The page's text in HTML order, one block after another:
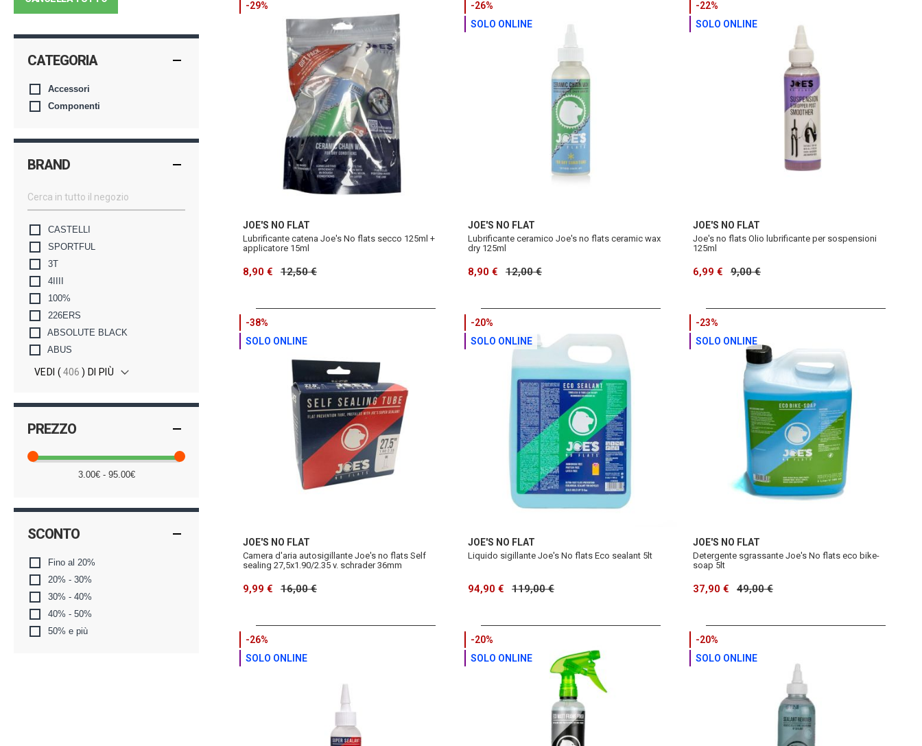
-29%
JOE'S NO FLAT
Lubrificante catena Joe's No flats secco 125ml +
applicatore 15ml
8,90 € 12,50 €
-26%
SOLO ONLINE
JOE'S NO FLAT
Lubrificante ceramico Joe's no flats ceramic wax
dry 125ml
8,90 € 12,00 €
-22%
SOLO ONLINE
JOE'S NO FLAT
Joe's no flats Olio lubrificante per sospensioni
125ml
6,99 € 9,00 €
-38%
SOLO ONLINE
JOE'S NO FLAT
Camera d'aria autosigillante Joe's no flats Self
sealing 27,5x1.90/2.35 v. schrader 36mm
9,99 € 16,00 €
-20%
SOLO ONLINE
JOE'S NO FLAT
Liquido sigillante Joe's No flats Eco sealant 5lt
94,90 € 119,00 €
-23%
SOLO ONLINE
JOE'S NO FLAT
Detergente sgrassante Joe's No flats eco bike-
soap 5lt
37,90 € 49,00 €
-26%
SOLO ONLINE
-20%
SOLO ONLINE
-20%
SOLO ONLINE
CATEGORIA
Accessori
Componenti
BRAND
CASTELLI
SPORTFUL
3T
4IIII
100%
226ERS
ABSOLUTE BLACK
ABUS
VEDI ( 406 ) DI PIÙ
PREZZO
3.00€ - 95.00€
SCONTO
Fino al 20%
20% - 30%
30% - 40%
40% - 50%
50% e più